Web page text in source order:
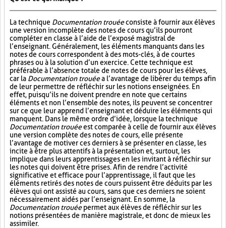
La technique Documentation trouéeconsiste à fournir aux élèves
une version incomplète des notes de cours qu’ils pourront
compléter en classe à l’aide de l’exposé magistral de
l’enseignant. Généralement, les éléments manquants dans les
notes de cours correspondent à des mots-clés, à de courtes
phrases ou à la solution d’un exercice. Cette technique est
préférable à l’absence totale de notes de cours pour les élèves,
car la Documentation trouéea l’avantage de libérer du temps afin
de leur permettre de réfléchir sur les notions enseignées. En
effet, puisqu’ils ne doivent prendre en note que certains
éléments et non l’ensemble des notes, ils peuvent se concentrer
sur ce que leur apprend l’enseignant et déduire les éléments qui
manquent. Dans le même ordre d’idée, lorsque la technique
Documentation trouéeest comparée à celle de fournir aux élèves
une version complète des notes de cours, elle présente
l’avantage de motiver ces derniers à se présenter en classe, les
incite à être plus attentifs à la présentation et, surtout, les
implique dans leurs apprentissages en les invitant à réfléchir sur
les notes qui doivent être prises. Afin de rendre l’activité
significative et efficace pour l’apprentissage, il faut que les
éléments retirés des notes de cours puissent être déduits par les
élèves qui ont assisté au cours, sans que ces derniers ne soient
nécessairement aidés par l’enseignant. En somme, la
Documentation trouéepermet aux élèves de réfléchir sur les
notions présentées de manière magistrale, et donc de mieux les
assimiler.